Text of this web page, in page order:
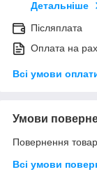
Детальніше
Післяплата
Оплата на
Всі умови
Умови
Повернення
Всі умови